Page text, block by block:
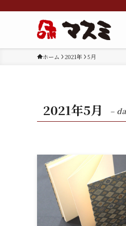
ホーム 2021年 5月
2021年5月 –